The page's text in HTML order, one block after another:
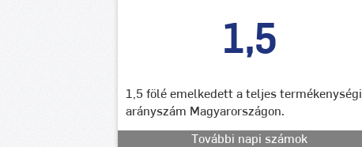
1,5
1,5 fölé emelkedett a teljes termékenységi
arányszám Magyarországon.
További napi számok